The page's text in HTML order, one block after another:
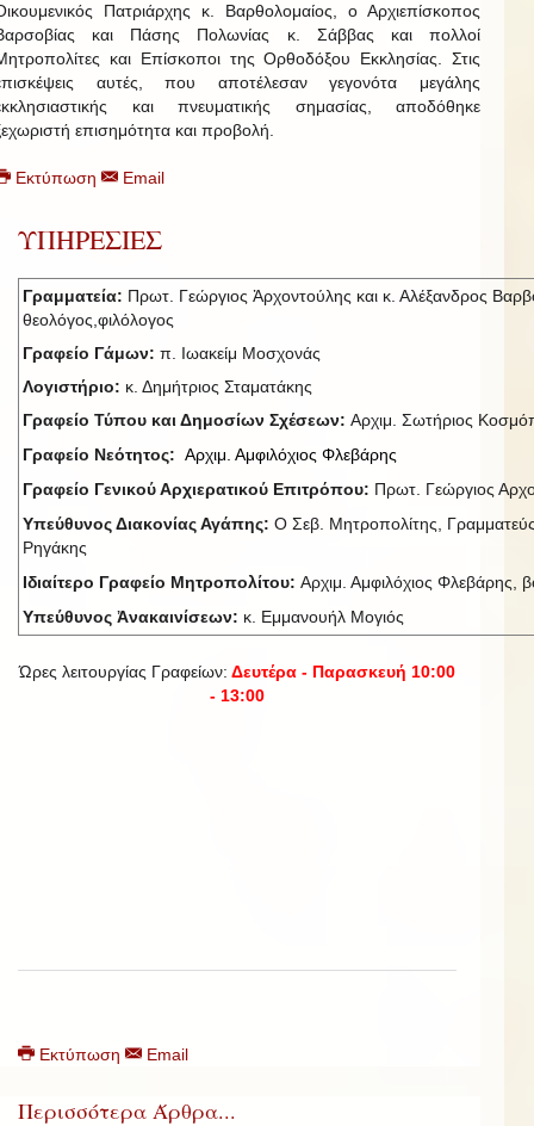
Πατριάρχης κ. Βαρθολομαίος, ο Αρχιεπίσκοπος
και Πάσης Πολωνίας κ. Σάββας και πολλοί
και Επίσκοποι της Ορθοδόξου Εκκλησίας. Στις
αυτές, που αποτέλεσαν γεγονότα μεγάλης
και πνευματικής σημασίας, αποδόθηκε
επισημότητα και προβολή.
Εκτύπωση Email
ΥΠΗΡΕΣΙΕΣ
Γραμματεία: Πρωτ. Γεώργιος Ἀρχοντούλης και κ. Αλέξανδρος
θεολόγος,φιλόλογος
Γραφείο Γάμων: π. Ιωακείμ Μοσχονάς
Λογιστήριο: κ. Δημήτριος Σταματάκης
Γραφείο Τύπου και Δημοσίων Σχέσεων: Αρχιμ. Σωτήριος
Γραφείο Νεότητος: Αρχιμ. Αμφιλόχιος Φλεβάρης
Γραφείο Γενικού Αρχιερατικού Επιτρόπου: Πρωτ. Γεώργιος
Υπεύθυνος Διακονίας Αγάπης: Ο Σεβ. Μητροπολίτης,
Ρηγάκης
Ιδιαίτερο Γραφείο Μητροπολίτου: Αρχιμ. Αμφιλόχιος Φλεβάρης,
Υπεύθυνος Ἀνακαινίσεων: κ. Εμμανουήλ Μογιός
Ώρες λειτουργίας Γραφείων: Δευτέρα - Παρασκευή 10:00
- 13:00
Εκτύπωση Email
Περισσότερα Άρθρα...